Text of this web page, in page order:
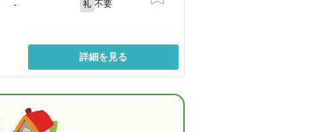
-
礼 不要
詳細を見る